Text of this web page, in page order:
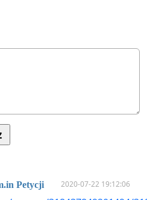
Petycji 2020-07-22 19:12:06